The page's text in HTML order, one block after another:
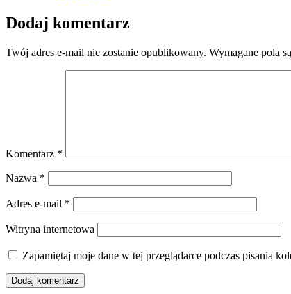
Dodaj komentarz
Twój adres e-mail nie zostanie opublikowany. Wymagane pola
Komentarz *
Nazwa *
Adres e-mail *
Witryna internetowa
Zapamiętaj moje dane w tej przeglądarce podczas pisania